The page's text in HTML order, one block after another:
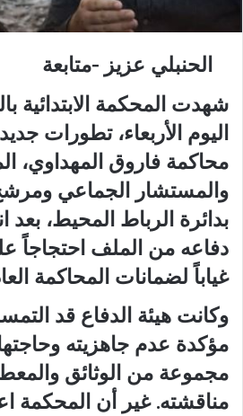
الحنبلي عزيز -متابعة
شهدت المحكمة الابتدائية
اليوم الأربعاء، تطورات
محاكمة فاروق المهداوي،
والمستشار الجماعي ومرشح
بدائرة الرباط المحيط،
دفاعه من الملف احتجاجاً
غياباً لضمانات المحاكمة
وكانت هيئة الدفاع قد
مؤكدة عدم جاهزيته
مجموعة من الوثائق
مناقشته. غير أن المحكمة